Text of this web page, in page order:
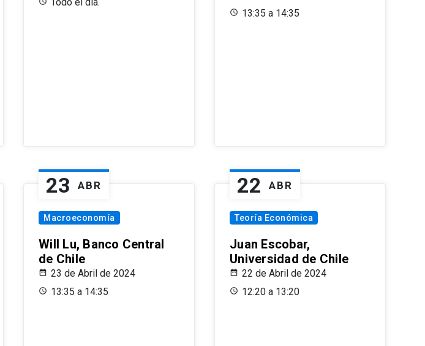
13:35 a 14:35
23 ABR
Macroeconomía
Will Lu, Banco Central
de Chile
23 de Abril de 2024
13:35 a 14:35
22 ABR
Teoría Económica
Juan Escobar,
Universidad de Chile
22 de Abril de 2024
12:20 a 13:20